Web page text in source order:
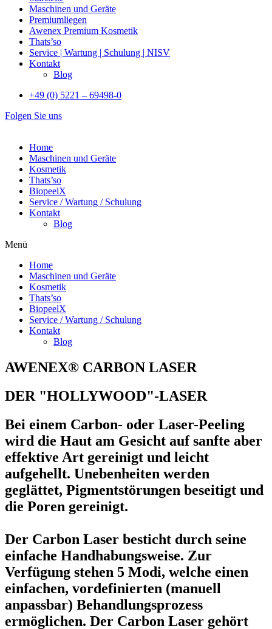
Maschinen und Geräte
Premiumliegen
Awenex Premium Kosmetik
Thats’so
Service | Wartung | Schulung | NISV
Kontakt
Blog
+49 (0) 5221 – 69498-0
Folgen Sie uns
Home
Maschinen und Geräte
Kosmetik
Thats’so
BiopeelX
Service / Wartung / Schulung
Kontakt
Blog
Menü
Home
Maschinen und Geräte
Kosmetik
Thats’so
BiopeelX
Service / Wartung / Schulung
Kontakt
Blog
AWENEX® CARBON LASER
DER "HOLLYWOOD"-LASER
Bei einem Carbon- oder Laser-Peeling
wird die Haut am Gesicht auf sanfte aber
effektive Art gereinigt und leicht
aufgehellt. Unebenheiten werden
geglättet, Pigmentstörungen beseitigt und
die Poren gereinigt.
Der Carbon Laser besticht durch seine
einfache Handhabungsweise. Zur
Verfügung stehen 5 Modi, welche einen
einfachen, vordefinierten (manuell
anpassbar) Behandlungsprozess
ermöglichen. Der Carbon Laser gehört